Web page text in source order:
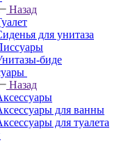
Назад
для унитаза
биде
Назад
для ванны
для туалета